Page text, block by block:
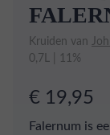
Kruiden van
0,7L | 11%
€ 19,95
Falernum is